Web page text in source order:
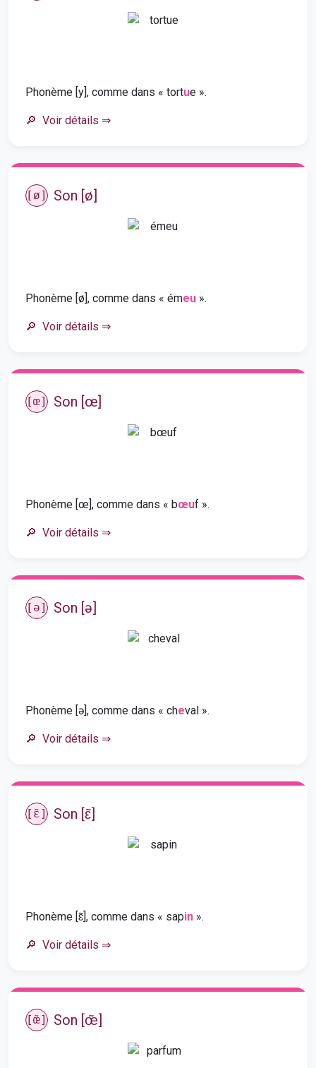
Phonème [y], comme dans « tortue ».
Voir détails ⇒
[ø] Son [ø]
Phonème [ø], comme dans « émeu ».
Voir détails ⇒
[œ] Son [œ]
Phonème [œ], comme dans « bœuf ».
Voir détails ⇒
[ə] Son [ə]
Phonème [ə], comme dans « cheval ».
Voir détails ⇒
[ɛ̃] Son [ɛ̃]
Phonème [ɛ̃], comme dans « sapin ».
Voir détails ⇒
[œ̃] Son [œ̃]